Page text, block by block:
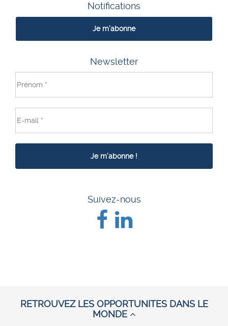
Notifications
Je m'abonne
Newsletter
Suivez-nous
RETROUVEZ LES OPPORTUNITES DANS LE
MONDE